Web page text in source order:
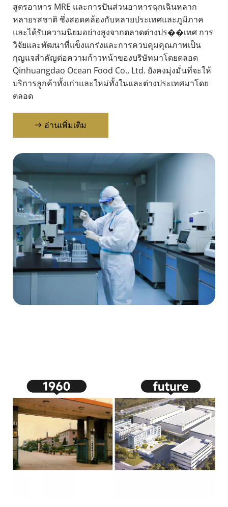
สูตรอาหาร MRE และการปันส่วนอาหารฉุกเฉินหลาก
หลายรสชาติ ซึ่งสอดคล้องกับหลายประเทศและภูมิภาค
และได้รับความนิยมอย่างสูงจากตลาดต่างปร��เทศ การ
วิจัยและพัฒนาที่แข็งแกร่งและการควบคุมคุณภาพเป็น
กุญแจสำคัญต่อความก้าวหน้าของบริษัทมาโดยตลอด
Qinhuangdao Ocean Food Co., Ltd. ยังคงมุ่งมั่นที่จะให้
บริการลูกค้าทั้งเก่าและใหม่ทั้งในและต่างประเทศมาโดย
ตลอด
อ่านเพิ่มเติม